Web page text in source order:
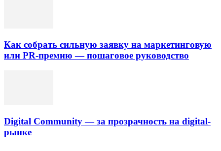
Как собрать сильную заявку на маркетинговую
или PR-премию — пошаговое руководство
Digital Community — за прозрачность на digital-
рынке